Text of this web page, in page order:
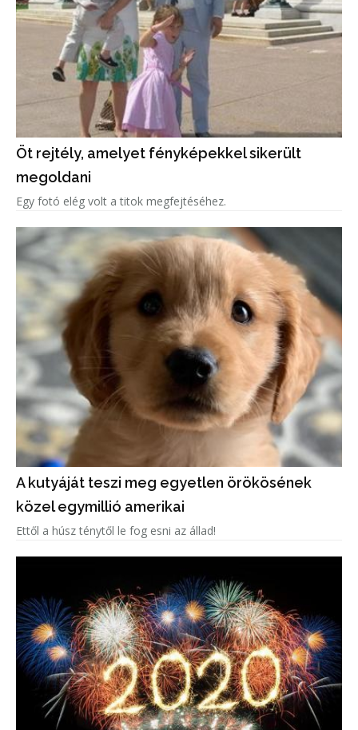
Öt rejtély, amelyet fényképekkel sikerült
megoldani
Egy fotó elég volt a titok megfejtéséhez.
A kutyáját teszi meg egyetlen örökösének
közel egymillió amerikai
Ettől a húsz ténytől le fog esni az állad!